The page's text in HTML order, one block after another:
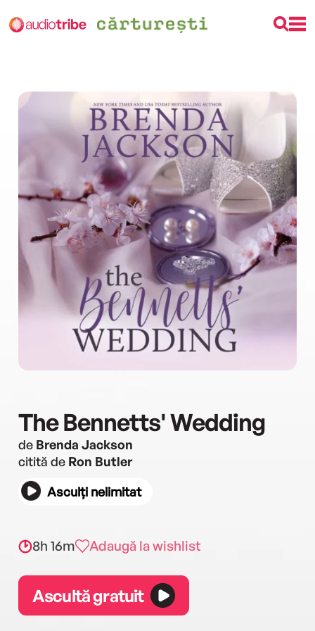
The Bennetts' Wedding
de Brenda Jackson
citită de Ron Butler
Asculți nelimitat
8h 16m Adaugă la wishlist
Ascultă gratuit